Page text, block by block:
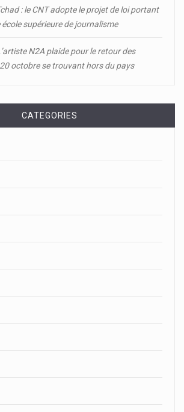
: le CNT adopte le projet de loi portant
école supérieure de journalisme
N2A plaide pour le retour des
octobre se trouvant hors du pays
CATEGORIES